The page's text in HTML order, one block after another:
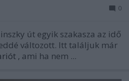
0
út egyik szakasza az idő
változott. Itt találjuk már
, ami ha nem ...